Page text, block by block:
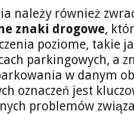
należy również
znaki drogowe,
poziome, takie
parkingowych, a
w danym
oznaczeń jest
problemów